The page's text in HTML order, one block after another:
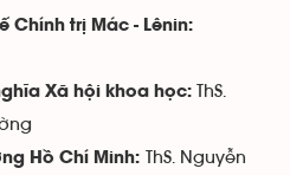
Chính trị Mác - Lênin:
Xã hội khoa học:
ThS.
Hồ Chí Minh: ThS. Nguyễn